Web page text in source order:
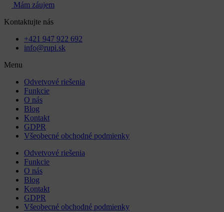
Mám záujem
Kontaktujte nás
+421 947 922 692
info@rupi.sk
Menu
Odvetvové riešenia
Funkcie
O nás
Blog
Kontakt
GDPR
Všeobecné obchodné podmienky
Odvetvové riešenia
Funkcie
O nás
Blog
Kontakt
GDPR
Všeobecné obchodné podmienky